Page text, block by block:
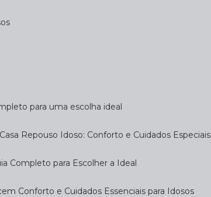
para uma escolha ideal
Casa Repouso Idoso: Conforto e Cuidados Especiais
Completo para Escolher a Ideal
Conforto e Cuidados Essenciais para Idosos